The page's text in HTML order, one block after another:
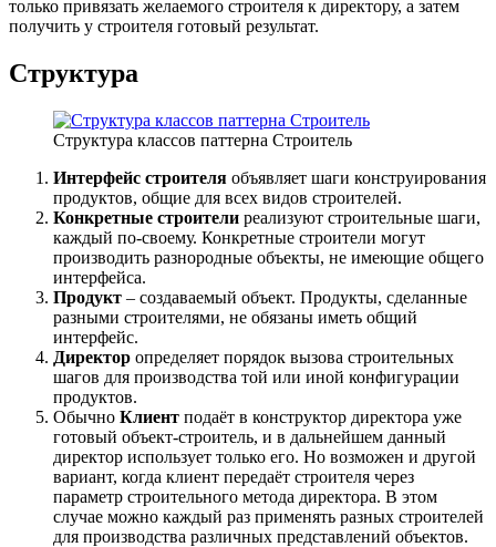
только привязать желаемого строителя к директору, а затем
получить у строителя готовый результат.
Структура
Структура классов паттерна Строитель
Интерфейс строителя объявляет шаги конструирования
продуктов, общие для всех видов строителей.
Конкретные строители реализуют строительные шаги,
каждый по-своему. Конкретные строители могут
производить разнородные объекты, не имеющие общего
интерфейса.
Продукт – создаваемый объект. Продукты, сделанные
разными строителями, не обязаны иметь общий
интерфейс.
Директор определяет порядок вызова строительных
шагов для производства той или иной конфигурации
продуктов.
Обычно Клиент подаёт в конструктор директора уже
готовый объект-строитель, и в дальнейшем данный
директор использует только его. Но возможен и другой
вариант, когда клиент передаёт строителя через
параметр строительного метода директора. В этом
случае можно каждый раз применять разных строителей
для производства различных представлений объектов.